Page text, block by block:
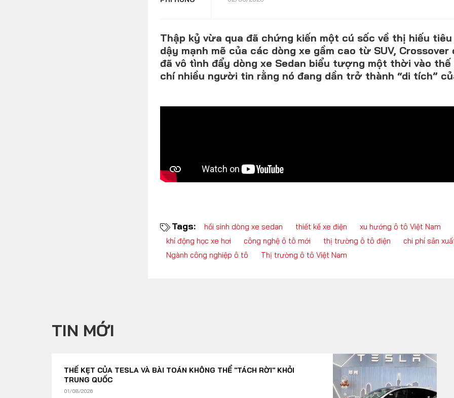
CONTACT US
0972271616
ngocvu.vneconomy@gmail.com
Thập kỷ vừa qua đã chứng kiến một cú sốc về thị hiếu
dậy mạnh mẽ của các dòng xe gầm cao từ SUV, Crossover
đã vô tình đẩy dòng xe Sedan biểu tượng một thời vào thế
chí nhiều người tin rằng nó đang dần trở thành “di tích”
Tags: hồi sinh dòng xe sedan thiết kế xe điện
xu hướng ô tô Việt Nam
khí động học xe hơi
công nghệ ô tô mới thị trường ô tô điện
chi phí sản
Ngành công nghiệp ô tô
Thị trường ô tô Việt Nam
TIN MỚI
THẾ KẸT CỦA TESLA VÀ BÀI TOÁN KHÔNG THỂ "TÁCH RỜI" KHỎI
TRUNG QUỐC
01/08/2026